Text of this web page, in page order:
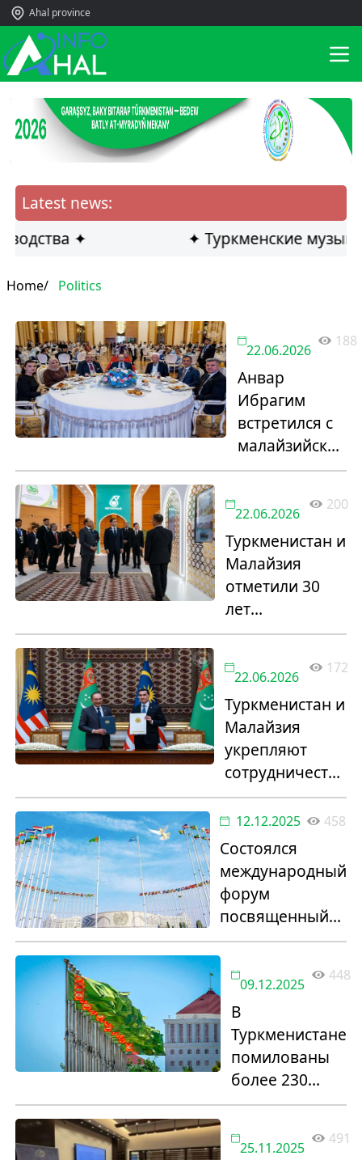
Ahal province
Latest news:
✦
✦ Туркменские
Home/ Politics
22.06.2026
188
Анвар
Ибрагим
встретился с
малайзийской
диаспорой в
22.06.2026
200
Туркменистан и
Малайзия
отметили 30
лет
сотрудничества
отрасли
22.06.2026
172
Туркменистан и
Малайзия
укрепляют
сотрудничество
в авиации,
науке и
энергетике
12.12.2025 458
Состоялся
международный
форум
посвященный
30-летию
установления
постоянного
нейтралитета
09.12.2025
448
В
Туркменистане
помилованы
более 230
осужденных в
нейтралитета
25.11.2025
491